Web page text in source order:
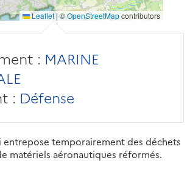
Leaflet | ©OpenStreetMapcontributors
: MARINE
: Défense
entrepose temporairement des déchets
matériels aéronautiques réformés.